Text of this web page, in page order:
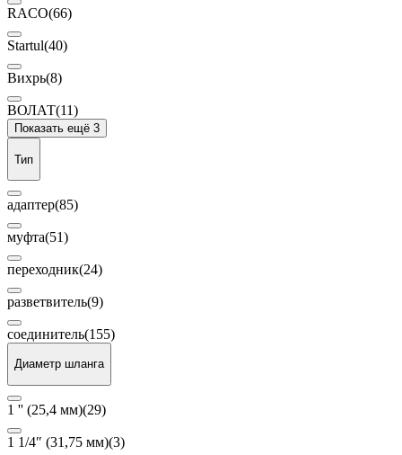
RACO(66)
Startul(40)
Вихрь(8)
ВОЛАТ(11)
Показать ещё 3
Тип
адаптер(85)
муфта(51)
переходник(24)
разветвитель(9)
соединитель(155)
Диаметр шланга
1 '' (25,4 мм)(29)
1 1/4″ (31,75 мм)(3)